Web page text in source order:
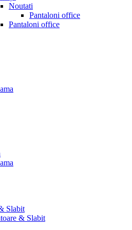
Noutati
Pantaloni office
Pantaloni office
Slabit
& Slabit